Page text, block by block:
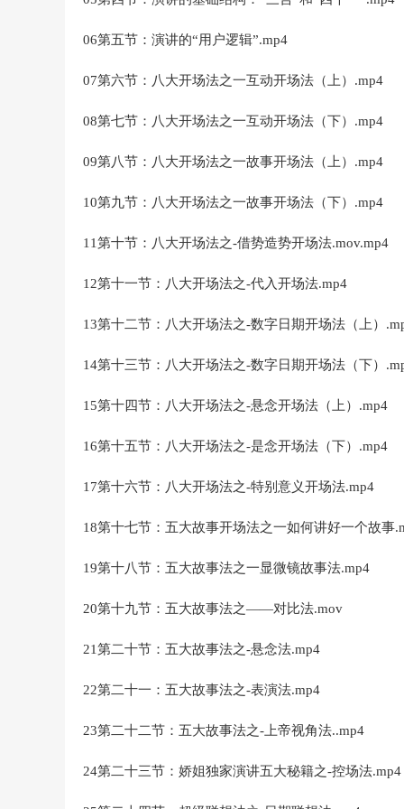
06第五节：演讲的“用户逻辑”.mp4
07第六节：八大开场法之一互动开场法（上）.mp4
08第七节：八大开场法之一互动开场法（下）.mp4
09第八节：八大开场法之一故事开场法（上）.mp4
10第九节：八大开场法之一故事开场法（下）.mp4
11第十节：八大开场法之-借势造势开场法.mov.mp4
12第十一节：八大开场法之-代入开场法.mp4
13第十二节：八大开场法之-数字日期开场法（上）
14第十三节：八大开场法之-数字日期开场法（下）
15第十四节：八大开场法之-悬念开场法（上）.mp4
16第十五节：八大开场法之-是念开场法（下）.mp4
17第十六节：八大开场法之-特别意义开场法.mp4
18第十七节：五大故事开场法之一如何讲好一个故事
19第十八节：五大故事法之一显微镜故事法.mp4
20第十九节：五大故事法之——对比法.mov
21第二十节：五大故事法之-悬念法.mp4
22第二十一：五大故事法之-表演法.mp4
23第二十二节：五大故事法之-上帝视角法..mp4
24第二十三节：娇姐独家演讲五大秘籍之-控场法.mp4